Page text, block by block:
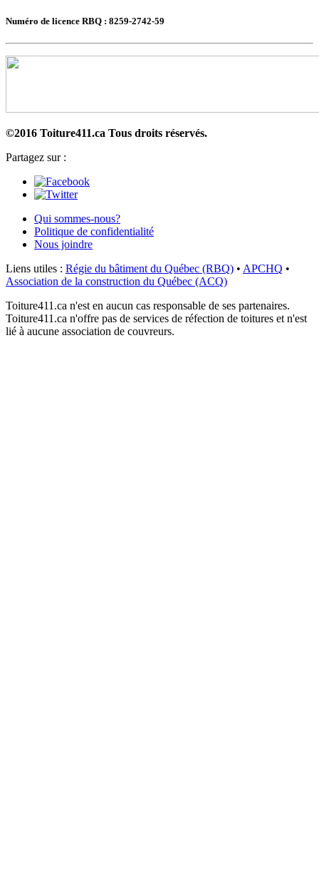
Numéro de licence RBQ : 8259-2742-59
©2016 Toiture411.ca Tous droits réservés.
Partagez sur :
Qui sommes-nous?
Politique de confidentialité
Nous joindre
Liens utiles : Régie du bâtiment du Québec (RBQ) • APCHQ •
Association de la construction du Québec (ACQ)
Toiture411.ca n'est en aucun cas responsable de ses partenaires.
Toiture411.ca n'offre pas de services de réfection de toitures et n'est
lié à aucune association de couvreurs.